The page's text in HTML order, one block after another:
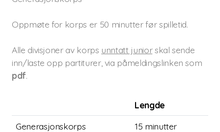
Oppmøte for korps er 50 minutter før spilletid.
Alle divisjoner av korps unntatt juniorskal sende
inn/laste opp partiturer, via påmeldingslinken som
pdf.
Lengde
Generasjonskorps
15 minutter